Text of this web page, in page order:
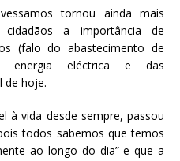
tornou ainda mais
a importância de
(falo do abastecimento de
energia eléctrica e das
de hoje.
à vida desde sempre, passou
todos sabemos que temos
ao longo do dia” e que a